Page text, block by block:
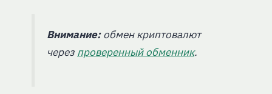
Внимание:обмен криптовалют
через проверенный обменник.